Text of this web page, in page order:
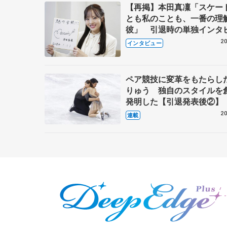
【再掲】本田真凜「スケー
とも私のことも、一番の理
彼」 引退時の単独インタ
で語った競技人生や家族、
これからの夢…
インタビュー
ペア競技に変革をもたらし
りゅう 独自のスタイルを
発明した【引退発表後②】
連載